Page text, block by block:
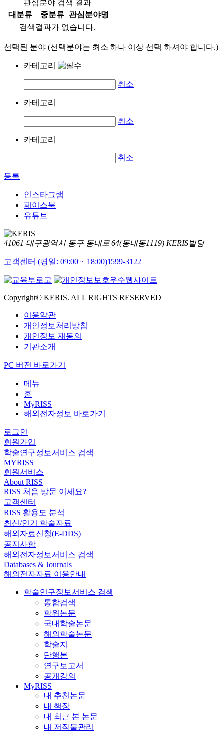
관심분야 검색 결과
대분류
중분류
관심분야명
검색결과가 없습니다.
선택된 분야 (선택분야는 최소 하나 이상 선택 하셔야 합니다.)
카테고리
취소
카테고리
취소
카테고리
취소
등록
인스타그램
페이스북
유튜브
41061 대구광역시 동구 동내로 64(동내동1119) KERIS빌딩
고객센터 (평일: 09:00 ~ 18:00)1599-3122
Copyright© KERIS. ALL RIGHTS RESERVED
이용약관
개인정보처리방침
개인정보 재동의
기관소개
PC 버전 바로가기
메뉴
홈
MyRISS
해외전자정보 바로가기
로그인
회원가입
학술연구정보서비스 검색
MYRISS
회원서비스
About RISS
RISS 처음 방문 이세요?
고객센터
RISS 활용도 분석
최신/인기 학술자료
해외자료신청(E-DDS)
공지사항
해외전자정보서비스 검색
Databases & Journals
해외전자자료 이용안내
학술연구정보서비스 검색
통합검색
학위논문
국내학술논문
해외학술논문
학술지
단행본
연구보고서
공개강의
MyRISS
내 추천논문
내 책장
내 최근 본 논문
내 저작물관리